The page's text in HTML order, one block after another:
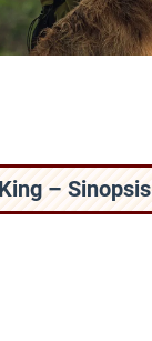
– Sinopsis